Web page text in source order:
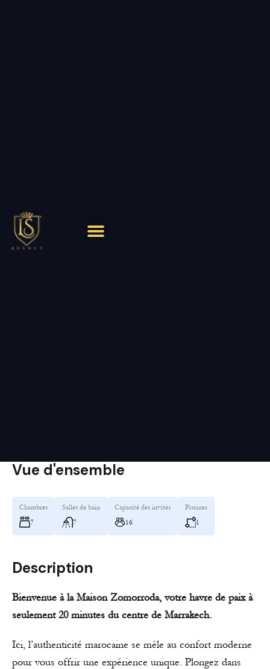
Vue d'ensemble
Chambres
7
Salles de bain
7
Capacité des invités
16
Piscines
1
Description
Bienvenue à la Maison Zomorroda, votre havre de paix à
seulement 20 minutes du centre de Marrakech.
Ici, l’authenticité marocaine se mêle au confort moderne
pour vous offrir une expérience unique. Plongez dans